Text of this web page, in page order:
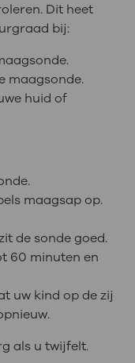
Dit heet
bij:
maagsonde.
huid of
maagsap op.
de sonde goed.
60 minuten en
uw kind op de zij
als u twijfelt.